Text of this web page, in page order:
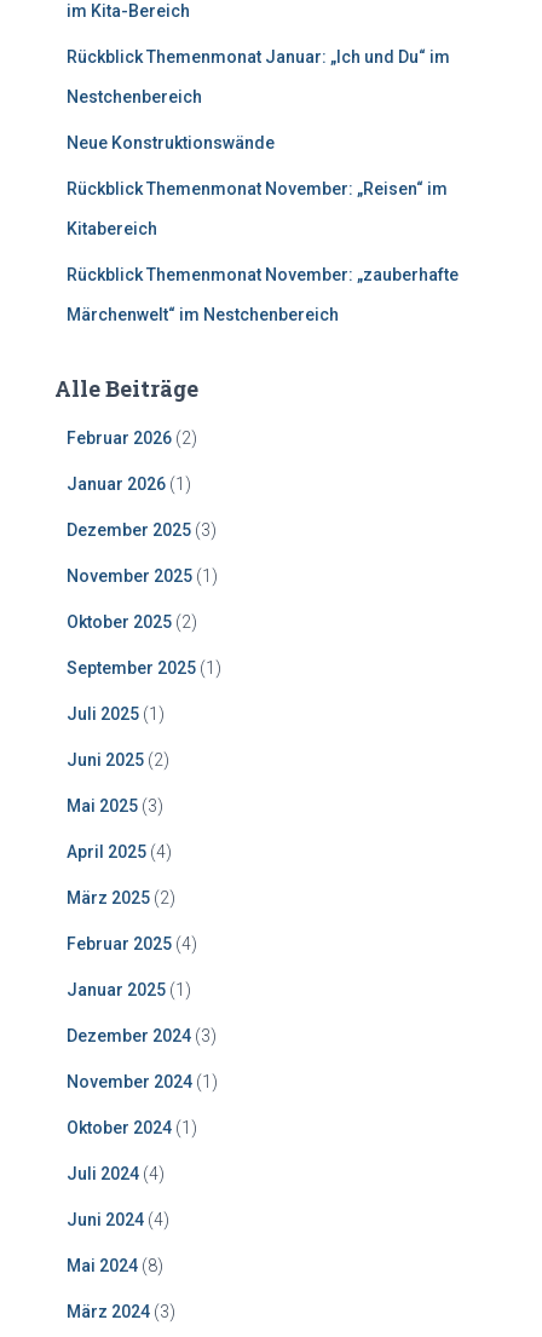
im Kita-Bereich
Rückblick Themenmonat Januar: „Ich und Du“ im
Nestchenbereich
Neue Konstruktionswände
Rückblick Themenmonat November: „Reisen“ im
Kitabereich
Rückblick Themenmonat November: „zauberhafte
Märchenwelt“ im Nestchenbereich
Alle Beiträge
Februar 2026 (2)
Januar 2026 (1)
Dezember 2025 (3)
November 2025 (1)
Oktober 2025 (2)
September 2025 (1)
Juli 2025 (1)
Juni 2025 (2)
Mai 2025 (3)
April 2025 (4)
März 2025 (2)
Februar 2025 (4)
Januar 2025 (1)
Dezember 2024 (3)
November 2024 (1)
Oktober 2024 (1)
Juli 2024 (4)
Juni 2024 (4)
Mai 2024 (8)
März 2024 (3)